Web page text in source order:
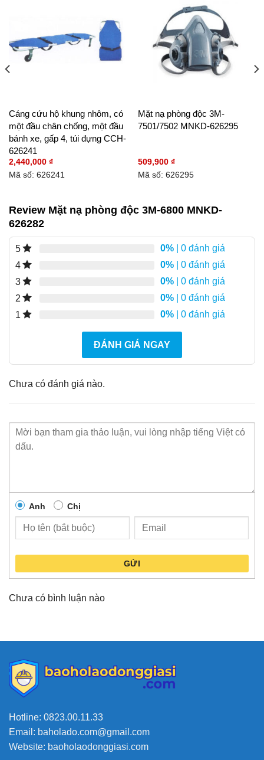
Cáng cứu hộ khung nhôm, có
một đầu chân chống, một đầu
bánh xe, gấp 4, túi đựng CCH-
626241
2,440,000 ₫
Mã số: 626241
Mặt nạ phòng độc 3M-
7501/7502 MNKD-626295
509,900 ₫
Mã số: 626295
Review Mặt nạ phòng độc 3M-6800 MNKD-
626282
5 0% | 0 đánh giá
4
0% | 0 đánh giá
3
0% | 0 đánh giá
2
0% | 0 đánh giá
1
0% | 0 đánh giá
ĐÁNH GIÁ NGAY
Chưa có đánh giá nào.
Anh Chị
GỬI
Chưa có bình luận nào
Hotline: 0823.00.11.33
Email: baholado.com@gmail.com
Website: baoholaodonggiasi.com